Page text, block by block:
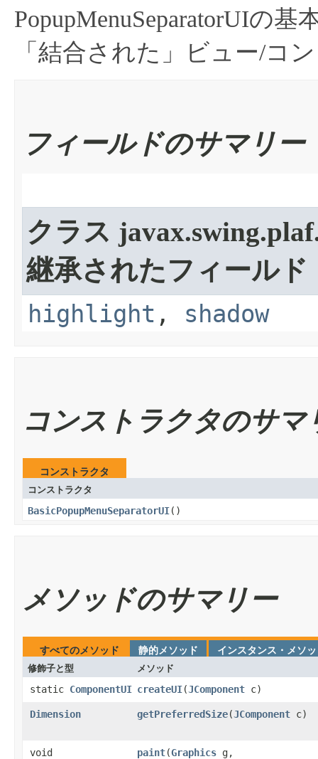
PopupMenuSeparatorUIの
「結合された」ビュー/コ
フィールドのサマリー
クラス
継承されたフィールド
highlight , shadow
コンストラクタのサマ
コンストラクタ
コンストラクタ
BasicPopupMenuSeparatorUI​()
メソッドのサマリー
すべてのメソッド 静的メソッド
インスタンス・メソ
修飾子と型
メソッド
static ComponentUI createUI​(JComponent c)
Dimension getPreferredSize​(JComponent c)
void paint​(Graphics g,